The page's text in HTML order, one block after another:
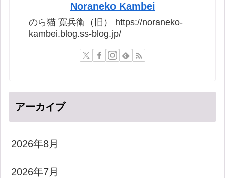
Noraneko Kambei
のら猫 寛兵衛（旧） https://noraneko-
kambei.blog.ss-blog.jp/
アーカイブ
2026年8月
2026年7月